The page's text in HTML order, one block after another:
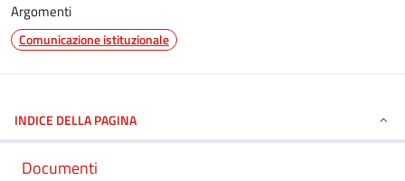
Argomenti
Comunicazione istituzionale
INDICE DELLA PAGINA
Documenti